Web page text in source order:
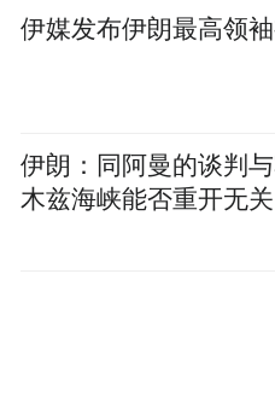
《星火燎原耀萍
伊媒发布伊朗最高领
伊朗：同阿曼的谈判
木兹海峡能否重开无关